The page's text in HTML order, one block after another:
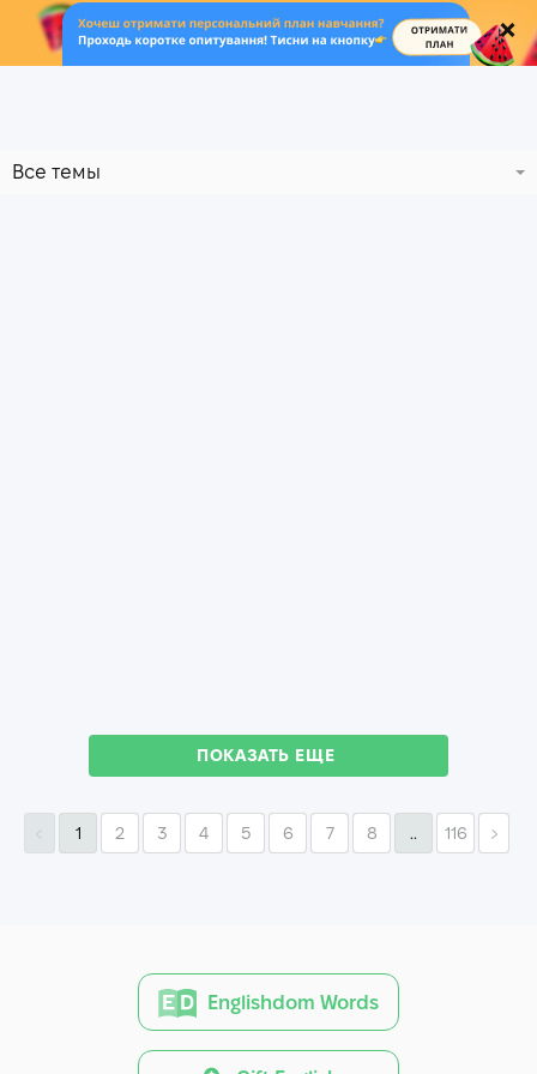
.
Все темы
ПОКАЗАТЬ ЕЩЕ
1 2 3 4 5 6 7 8 .. 116
Englishdom Words